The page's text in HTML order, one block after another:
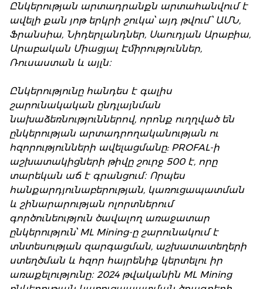
Ընկերության արտադրանքն արտահանվում է
ավելի քան յոթ երկրի շուկա՝ այդ թվում՝ ԱՄՆ,
Ֆրանսիա, Նիդերլանդներ, Սաուդյան Արաբիա,
Արաբական Միացյալ Էմիրություններ,
Ռուսաստան և այլն։
Ընկերությունը հանդես է գալիս
շարունակական ընդլայնման
նախաձեռնություններով, որոնք ուղղված են
ընկերության արտադրողականության ու
հզորությունների ավելացմանը: PROFAL-ի
աշխատակիցների թիվը շուրջ 500 է, որը
տարեկան աճ է գրանցում։ Որպես
հանքարդյունաբերության, կառուցապատման
և շինարարության ոլորտներում
գործունեություն ծավալող առաջատար
ընկերություն՝ ML Mining-ը շարունակում է
տնտեսության զարգացման, աշխատատեղերի
ստեղծման և հզոր հայրենիք կերտելու իր
առաքելությունը։ 2024 թվականին ML Mining